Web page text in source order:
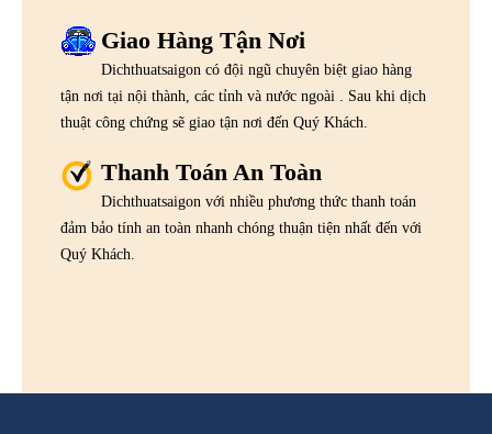
Giao Hàng Tận Nơi
Dichthuatsaigon có đội ngũ chuyên biệt giao hàng
tận nơi tại nội thành, các tỉnh và nước ngoài . Sau khi dịch
thuật công chứng sẽ giao tận nơi đến Quý Khách.
Thanh Toán An Toàn
Dichthuatsaigon với nhiều phương thức thanh toán
đảm bảo tính an toàn nhanh chóng thuận tiện nhất đến với
Quý Khách.